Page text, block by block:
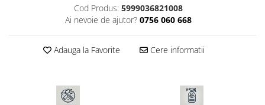
Seminte zucchini
Seminte Legume Profesionale
Seminte pentru germinare
Cod Produs: 5999036821008
Ai nevoie de ajutor? 0756 060 668
Adauga la Favorite Cere informatii